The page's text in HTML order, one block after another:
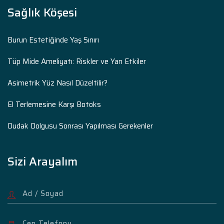
Sağlık Köşesi
Burun Estetiğinde Yaş Sınırı
Tüp Mide Ameliyatı: Riskler ve Yan Etkiler
Asimetrik Yüz Nasıl Düzeltilir?
El Terlemesine Karşı Botoks
Dudak Dolgusu Sonrası Yapılması Gerekenler
Sizi Arayalım